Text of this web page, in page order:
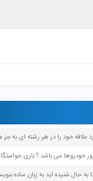
خودروها می باشد ؟ بازی